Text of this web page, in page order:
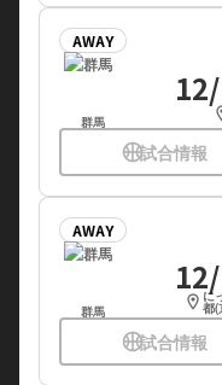
AWAY
群馬
sports_basketball試合情報
AWAY
群馬 location_on に
都(
sports_basketball試合情報